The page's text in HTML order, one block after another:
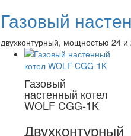
Газовый
двухконтурный, мощностью 24 и
Газовый
настенный котел
WOLF CGG-1K
Двухконтурный